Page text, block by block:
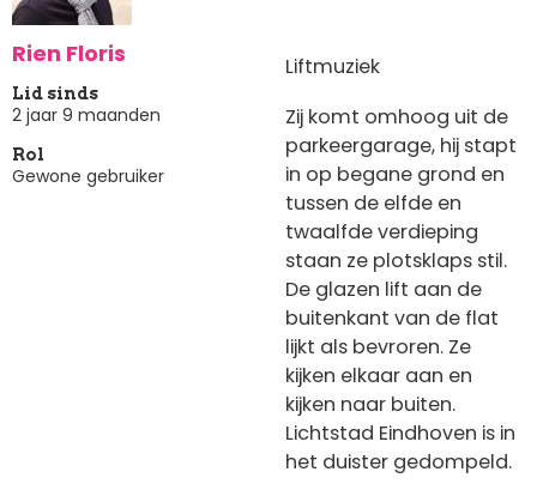
Rien Floris
Lid sinds
2 jaar 9 maanden
Rol
Gewone gebruiker
Liftmuziek
Zij komt omhoog uit de
parkeergarage, hij stapt
in op begane grond en
tussen de elfde en
twaalfde verdieping
staan ze plotsklaps stil.
De glazen lift aan de
buitenkant van de flat
lijkt als bevroren. Ze
kijken elkaar aan en
kijken naar buiten.
Lichtstad Eindhoven is in
het duister gedompeld.